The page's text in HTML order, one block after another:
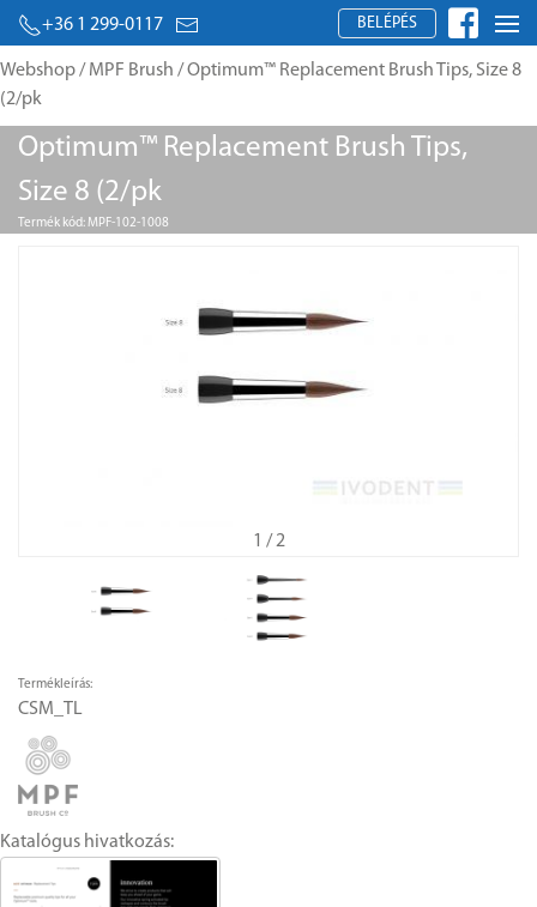
+36 1 299-0117 BELÉPÉS
Webshop/ MPF Brush / Optimum™ Replacement Brush Tips, Size 8
(2/pk
Optimum™ Replacement Brush Tips,
Size 8 (2/pk
Termék kód: MPF-102-1008
1 / 2
Termékleírás:
CSM_TL
Katalógus hivatkozás: